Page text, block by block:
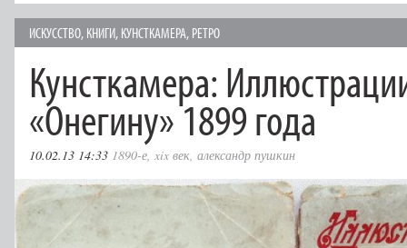
ИСКУССТВО, КНИГИ, КУНСТКАМЕРА, РЕТРО
Кунсткамера:
«Онегину» 1899 года
10.02.13 14:33 1890-е, xix век, александр пушкин